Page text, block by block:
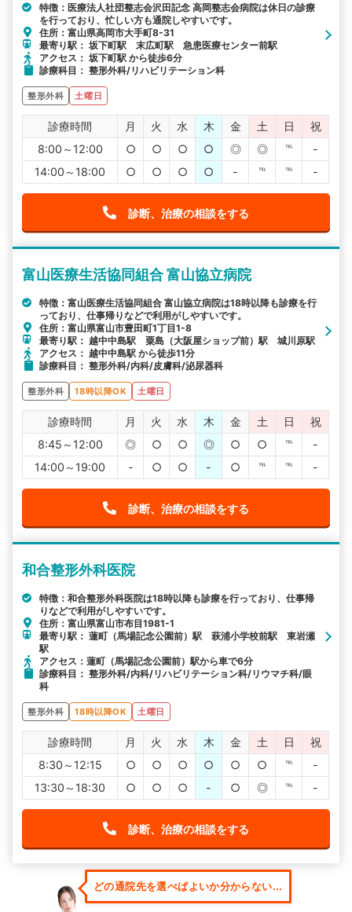
その他の検索方法
駅から探す 院名から探す
特徴：医療法人社団整志会沢田記念 高岡整志会病院は休日の診療
を行っており、忙しい方も通院しやすいです。
住所：富山県高岡市大手町8-31
最寄り駅： 坂下町駅 末広町駅 急患医療センター前駅
アクセス： 坂下町駅 から徒歩6分
診療科目： 整形外科/リハビリテーション科
整形外科 土曜日
診療時間 月 火 水 木 金 土 日
祝
8:00～12:00
○ ○ ○ ○ ◎ ◎ ℡
-
14:00～18:00
○ ○ ○ ○ - ℡ ℡ -
診断、治療の相談をする
富山医療生活協同組合 富山協立病院
特徴：富山医療生活協同組合 富山協立病院は18時以降も診療を行
っており、仕事帰りなどで利用がしやすいです。
住所：富山県富山市豊田町1丁目1-8
最寄り駅： 越中中島駅 粟島（大阪屋ショップ前）駅 城川原駅
アクセス： 越中中島駅 から徒歩11分
診療科目： 整形外科/内科/皮膚科/泌尿器科
整形外科 18時以降OK 土曜日
診療時間 月 火 水 木 金 土 日
祝
8:45～12:00
◎ ○ ○ ◎ ○ ○ ℡
-
14:00～19:00
- ○ ○ - ○ ℡ ℡ -
診断、治療の相談をする
和合整形外科医院
特徴：和合整形外科医院は18時以降も診療を行っており、仕事帰
りなどで利用がしやすいです。
住所：富山県富山市布目1981-1
最寄り駅： 蓮町（馬場記念公園前）駅 萩浦小学校前駅 東岩瀬
駅
アクセス：蓮町（馬場記念公園前）駅から車で6分
診療科目： 整形外科/内科/リハビリテーション科/リウマチ科/眼
科
整形外科 18時以降OK 土曜日
診療時間 月 火 水 木 金 土 日
祝
8:30～12:15
○ ○ ○ ○ ○ ○ ℡
-
13:30～18:30
○ ○ ○ - ○ ◎ ℡ -
診断、治療の相談をする
どの通院先を選べばよいか分からない...